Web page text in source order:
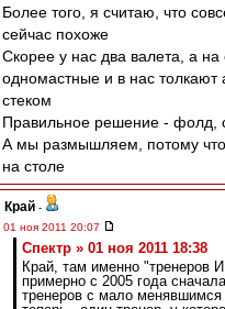
Более того, я считаю, что
сейчас похоже
Скорее у нас два валета, а на
одномастные и в нас толкают
стеком
Правильное решение - фолд,
А мы размышляем, потому что
на столе
Край -
01 ноя 2011 20:07
Спектр » 01 ноя 2011 18:38
Край, там именно "тренеров
примерно с 2005 года
тренеров с мало менявшимся